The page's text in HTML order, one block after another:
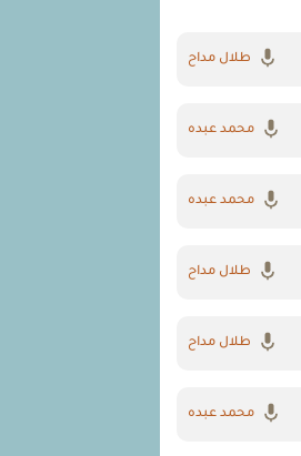
طلال مداح
محمد عبده
محمد عبده
طلال مداح
طلال مداح
محمد عبده